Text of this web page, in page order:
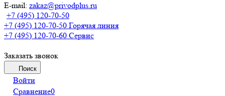
E-mail: zakaz@privodplus.ru
+7 (495) 120-70-50
+7 (495) 120-70-50 Горячая линия
+7 (495) 120-70-60 Сервис
Заказать звонок
Поиск
Войти
Сравнение0